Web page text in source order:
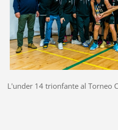
L'under 14 trionfante al Torneo